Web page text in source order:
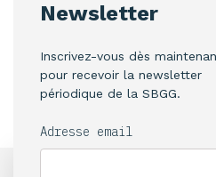
Newsletter
Inscrivez-vous dès
pour recevoir la newsletter
périodique de la SBGG.
Adresse email